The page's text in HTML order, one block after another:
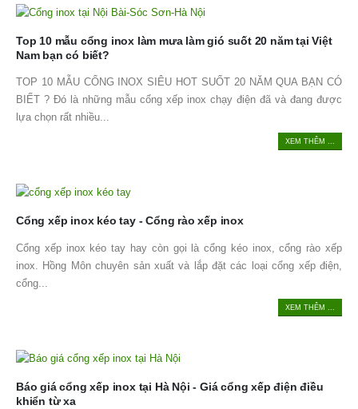
Top 10 mẫu cổng inox làm mưa làm gió suốt 20 năm tại Việt
Nam bạn có biết?
TOP 10 MẪU CỔNG INOX SIÊU HOT SUỐT 20 NĂM QUA BẠN CÓ
BIẾT ? Đó là những mẫu cổng xếp inox chạy điện đã và đang được
lựa chọn rất nhiều...
XEM THÊM ...
Cổng xếp inox kéo tay - Cổng rào xếp inox
Cổng xếp inox kéo tay hay còn gọi là cổng kéo inox, cổng rào xếp
inox. Hồng Môn chuyên sản xuất và lắp đặt các loại cổng xếp điện,
cổng...
XEM THÊM ...
Báo giá cổng xếp inox tại Hà Nội - Giá cổng xếp điện điều
khiển từ xa